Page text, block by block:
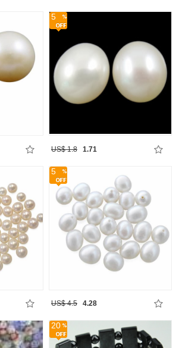
5
US$ 1.8 1.71
5
US$ 4.5 4.28
20